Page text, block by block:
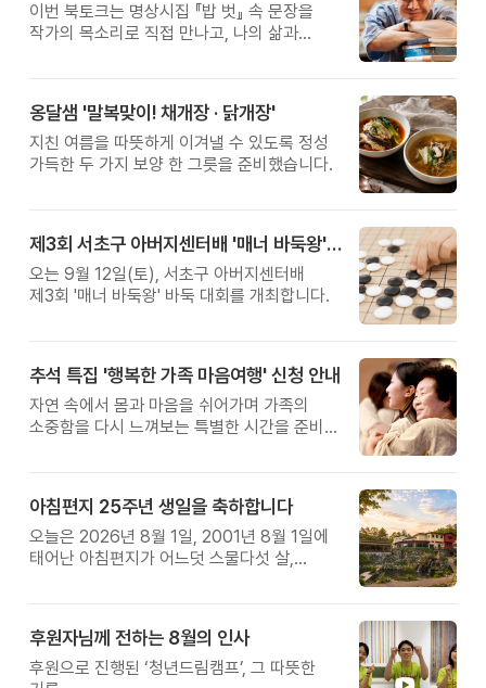
이번 북토크는 명상시집 『밥 벗』 속 문장을
작가의 목소리로 직접 만나고, 나의 삶과
옹달샘 '말복맞이! 채개장 · 닭개장'
지친 여름을 따뜻하게 이겨낼 수 있도록 정성
가득한 두 가지 보양 한 그릇을 준비했습니다.
제3회 서초구 아버지센터배 '매너 바둑왕' 대회
오는 9월 12일(토), 서초구 아버지센터배
제3회 '매너 바둑왕' 바둑 대회를 개최합니다.
추석 특집 '행복한 가족 마음여행' 신청 안내
자연 속에서 몸과 마음을 쉬어가며 가족의
소중함을 다시 느껴보는 특별한 시간을 준비해
아침편지 25주년 생일을 축하합니다
오늘은 2026년 8월 1일, 2001년 8월 1일에
태어난 아침편지가 어느덧 스물다섯 살,
후원자님께 전하는 8월의 인사
후원으로 진행된 ‘청년드림캠프’, 그 따뜻한